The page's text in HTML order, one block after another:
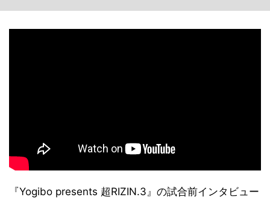
『Yogibo presents 超RIZIN.3』の試合前インタビュー